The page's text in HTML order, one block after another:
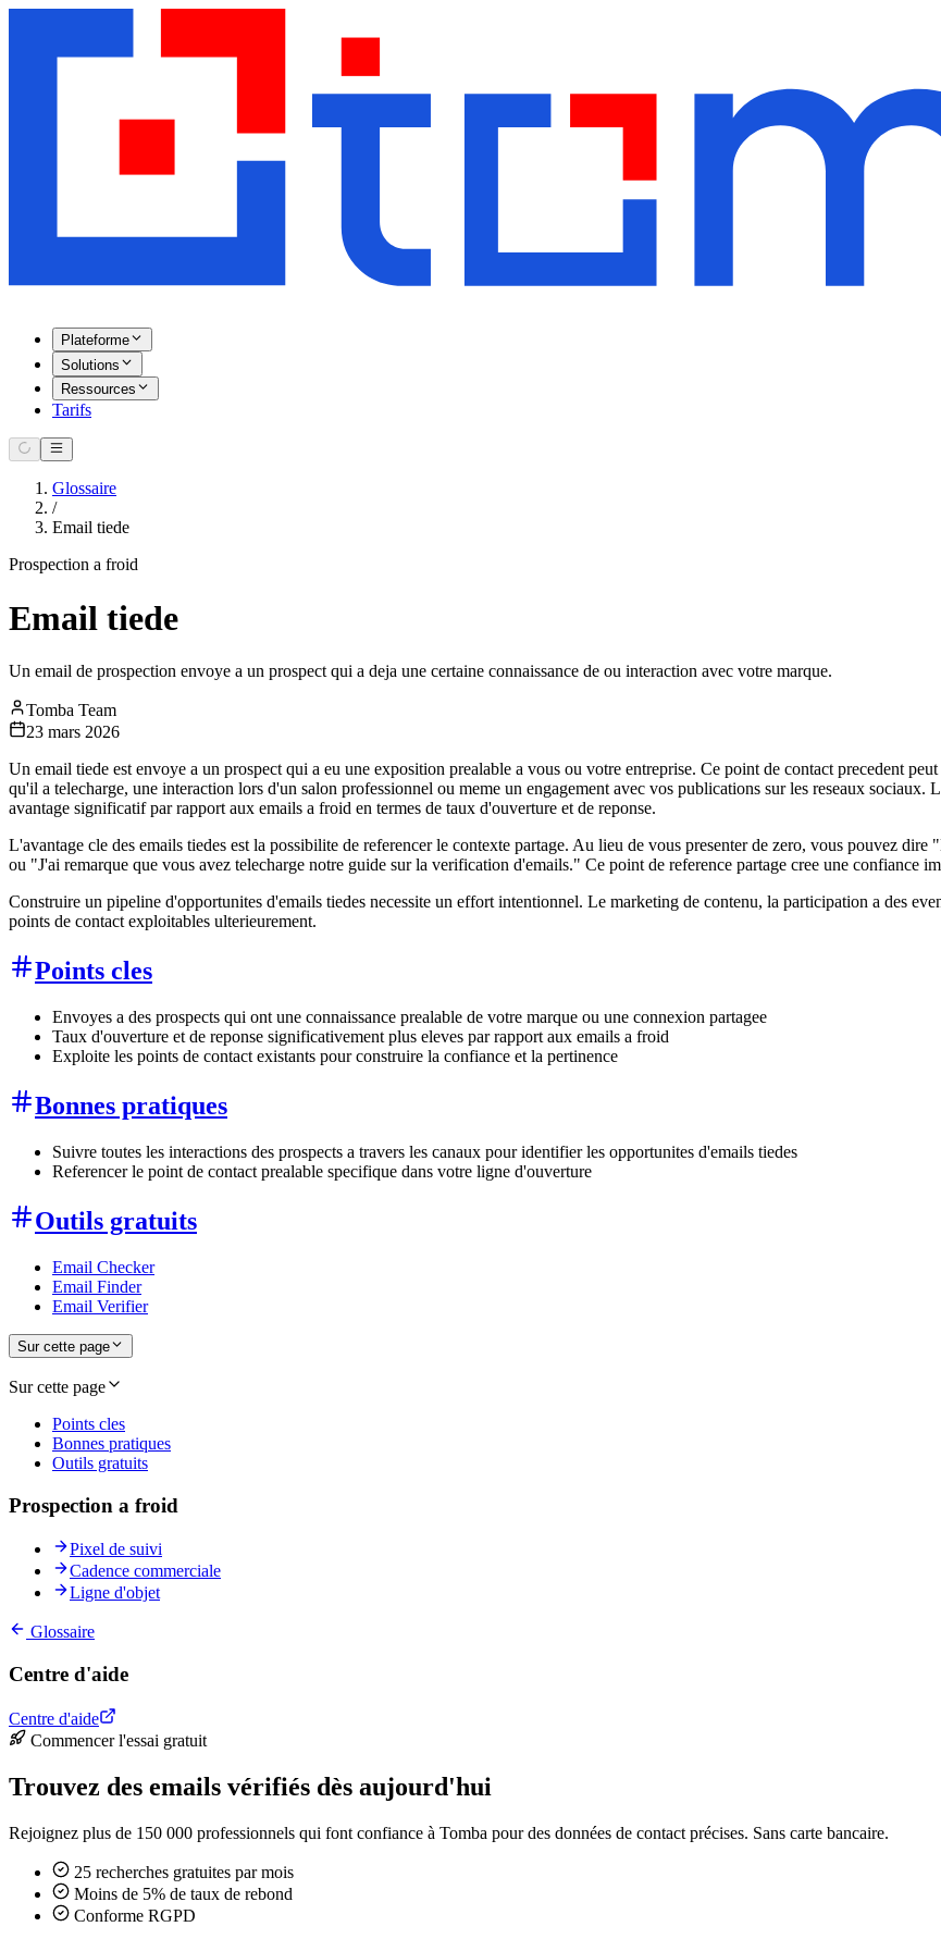
Plateforme
Solutions
Ressources
Tarifs
Glossaire
/
Email tiede
Prospection a froid
Email tiede
Un email de prospection envoye a un prospect qui a deja une certaine connaissance de ou interaction avec votre marque.
Tomba Team
23 mars 2026
Un email tiede est envoye a un prospect qui a eu une exposition prealable a vous ou votre entreprise. Ce point de contact precedent
qu'il a telecharge, une interaction lors d'un salon professionnel ou meme un engagement avec vos publications sur les reseaux sociaux.
avantage significatif par rapport aux emails a froid en termes de taux d'ouverture et de reponse.
L'avantage cle des emails tiedes est la possibilite de referencer le contexte partage. Au lieu de vous presenter de zero, vous pouvez
ou "J'ai remarque que vous avez telecharge notre guide sur la verification d'emails." Ce point de reference partage cree une confiance
Construire un pipeline d'opportunites d'emails tiedes necessite un effort intentionnel. Le marketing de contenu, la participation a des
points de contact exploitables ulterieurement.
Points cles
Envoyes a des prospects qui ont une connaissance prealable de votre marque ou une connexion partagee
Taux d'ouverture et de reponse significativement plus eleves par rapport aux emails a froid
Exploite les points de contact existants pour construire la confiance et la pertinence
Bonnes pratiques
Suivre toutes les interactions des prospects a travers les canaux pour identifier les opportunites d'emails tiedes
Referencer le point de contact prealable specifique dans votre ligne d'ouverture
Outils gratuits
Email Checker
Email Finder
Email Verifier
Sur cette page
Sur cette page
Points cles
Bonnes pratiques
Outils gratuits
Prospection a froid
Pixel de suivi
Cadence commerciale
Ligne d'objet
Glossaire
Centre d'aide
Centre d'aide
Commencer l'essai gratuit
Trouvez des emails vérifiés dès aujourd'hui
Rejoignez plus de 150 000 professionnels qui font confiance à Tomba pour des données de contact précises. Sans carte bancaire.
25 recherches gratuites par mois
Moins de 5% de taux de rebond
Conforme RGPD